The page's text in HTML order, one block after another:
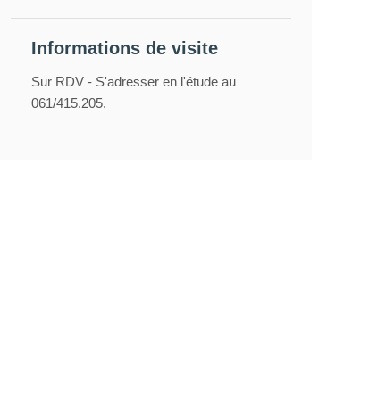
Informations de visite
Sur RDV - S'adresser en l'étude au
061/415.205.